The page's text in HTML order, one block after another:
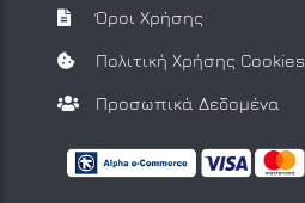
Όροι Χρήσης
Πολιτική Χρήσης Cookies
Προσωπικά Δεδομένα